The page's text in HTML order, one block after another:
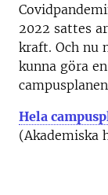
2022 sattes
kraft. Och nu
kunna göra
Hela
(Akademiska